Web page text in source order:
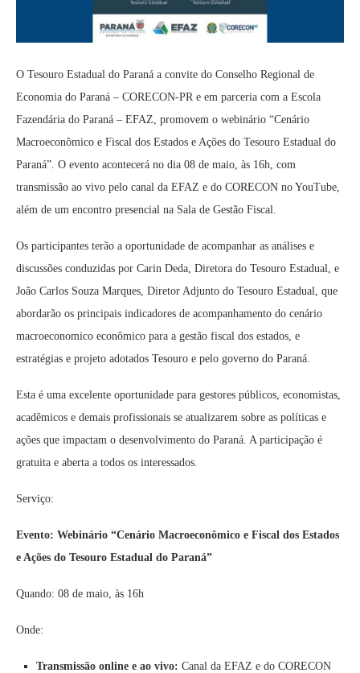
O Tesouro Estadual do Paraná a convite do Conselho Regional de
Economia do Paraná – CORECON-PR e em parceria com a Escola
Fazendária do Paraná – EFAZ, promovem o webinário “Cenário
Macroeconômico e Fiscal dos Estados e Ações do Tesouro Estadual do
Paraná”. O evento acontecerá no dia 08 de maio, às 16h, com
transmissão ao vivo pelo canal da EFAZ e do CORECON no YouTube,
além de um encontro presencial na Sala de Gestão Fiscal.
Os participantes terão a oportunidade de acompanhar as análises e
discussões conduzidas por Carin Deda, Diretora do Tesouro Estadual, e
João Carlos Souza Marques, Diretor Adjunto do Tesouro Estadual, que
abordarão os principais indicadores de acompanhamento do cenário
macroeconomico econômico para a gestão fiscal dos estados, e
estratégias e projeto adotados Tesouro e pelo governo do Paraná.
Esta é uma excelente oportunidade para gestores públicos, economistas,
acadêmicos e demais profissionais se atualizarem sobre as políticas e
ações que impactam o desenvolvimento do Paraná. A participação é
gratuita e aberta a todos os interessados.
Serviço:
Evento: Webinário “Cenário Macroeconômico e Fiscal dos Estados
e Ações do Tesouro Estadual do Paraná”
Quando: 08 de maio, às 16h
Onde:
Transmissão online e ao vivo: Canal da EFAZ e do CORECON